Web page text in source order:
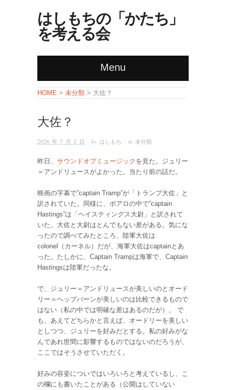
はしもちの「かたち」
を考える会
Menu
HOME > 未分類 > 大佐？
大佐？
2026 年 7 月 2 日 · by はしもち · in 未分類
昨日、 サウンドオブミュージック を見た。ジュリー
＝アンドリュースがよかった。当たり前の話だ。
映画の字幕で”captain Tramp”が「トランプ大佐」と
訳されていた。同様に、ポアロの中で”captain
Hastings”は「ヘイスティングス大尉」と訳されて
いた。大佐と大尉はとんでもない差がある。気にな
ったので調べてみたところ、陸軍大佐は
colonel（カーネル）だが、海軍大佐はcaptainとあ
った。たしかに、Captain Trampは海軍で、Captain
Hastingsは陸軍だったな。
で、ジュリー＝アンドリュースが美しいのとオード
リー＝ヘップバーンが美しいのは比較できるもので
はない（私の中では明確な差はあるのだが）。 で
も、あえてどちらかと言えば、オードリーを美しい
としつつ、ジュリーを好みだとする。私の好みがな
んであれ世間に影響するものではないのだろうが、
ここではそうさせていただく。
好みの容姿についではいろいろと考えているし、こ
の欄にも書いたことがある（公開はしていない